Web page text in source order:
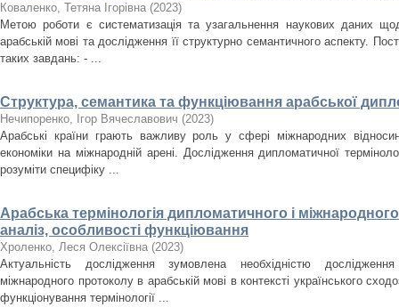
Коваленко, Тетяна Ігорівна (2023)
Метою роботи є систематизація та узагальнення наукових даних
арабській мові та дослідження її структурно семантичного аспекту.
таких завдань: - ...
Структура, семантика та функціювання арабської
Нечипоренко, Ігор Вячеславович (2023)
Арабські країни грають важливу роль у сфері міжнародних
економіки на міжнародній арені. Дослідження дипломатичної
розуміти специфіку ...
Арабська термінологія дипломатичного і
аналіз, особливості функціювання
Хроленко, Леся Олексіївна (2023)
Актуальність дослідження зумовлена необхідністю
міжнародного протоколу в арабській мові в контексті українського
функціонування термінології ...